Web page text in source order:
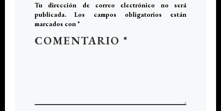
Tu dirección de correo electrónico no será
publicada.
Los campos obligatorios están
marcados con*
COMENTARIO *